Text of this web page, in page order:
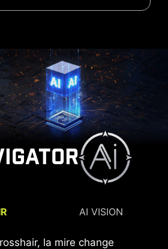
AI VISION
la mire change
plus de détails dans les